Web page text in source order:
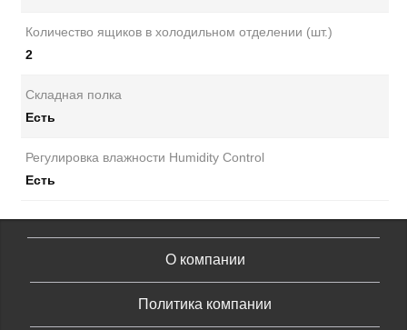
Количество ящиков в холодильном отделении (шт.)
2
Складная полка
Есть
Регулировка влажности Humidity Control
Есть
О компании
Политика компании